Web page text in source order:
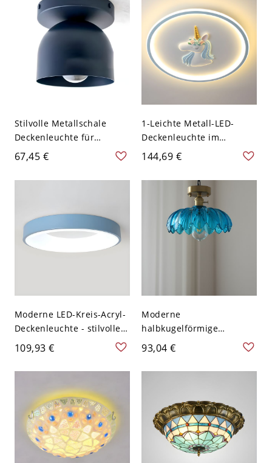
Stilvolle Metallschale
Deckenleuchte für
moderne Häuser mit
abwärts gerichtetem
Eisenschirm - 110V-120V
67,45 €
1-Leichte Metall-LED-
Deckenleuchte im
modernen Einhorn-Design
für Kinderzimmer - Blau
110V-120V Warm
144,69 €
Moderne LED-Kreis-Acryl-
Deckenleuchte - stilvolle
Beleuchtung mit SMD-
Lampen - 110V-120V 30,48
cm Blau Weißlicht
109,93 €
Moderne
halbkugelförmige
Deckenleuchte für
Schlafzimmer - Blau 110V-
120V
93,04 €